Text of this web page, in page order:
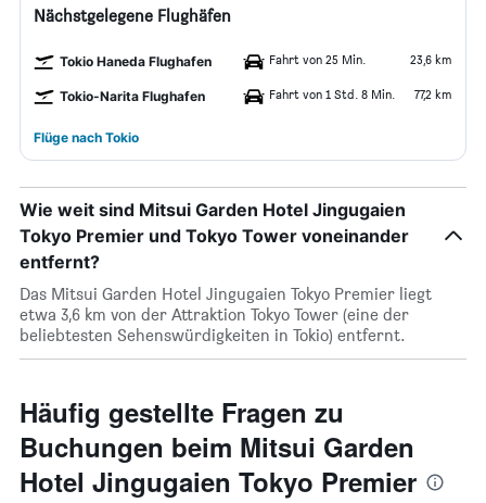
Nächstgelegene Flughäfen
Tokio Haneda Flughafen Fahrt von 25 Min. 23,6 km
Tokio-Narita Flughafen Fahrt von 1 Std. 8 Min. 77,2 km
Flüge nach Tokio
Wie weit sind Mitsui Garden Hotel Jingugaien
Tokyo Premier und Tokyo Tower voneinander
entfernt?
Das Mitsui Garden Hotel Jingugaien Tokyo Premier liegt
etwa 3,6 km von der Attraktion Tokyo Tower (eine der
beliebtesten Sehenswürdigkeiten in Tokio) entfernt.
Häufig gestellte Fragen zu
Buchungen beim Mitsui Garden
Hotel Jingugaien Tokyo Premier